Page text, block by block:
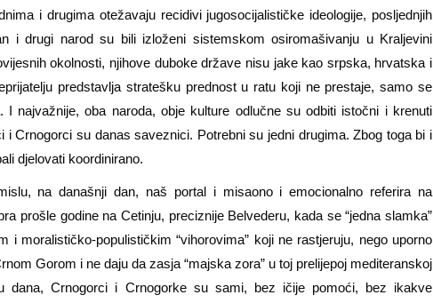
i drugima otežavaju recidivi jugosocijalističke ideologije, posljednjih
i drugi narod su bili izloženi sistemskom osiromašivanju u Kraljevini
okolnosti, njihove duboke države nisu jake kao srpska, hrvatska i
predstavlja stratešku prednost u ratu koji ne prestaje, samo se
I najvažnije, oba naroda, obje kulture odlučne su odbiti istočni i krenuti
i Crnogorci su danas saveznici. Potrebni su jedni drugima. Zbog toga bi i
djelovati koordinirano.
na današnji dan, naš portal i misaono i emocionalno referira na
prošle godine na Cetinju, preciznije Belvederu, kada se “jedna slamka”
i moralističko-populističkim “vihorovima” koji ne rastjeruju, nego uporno
Gorom i ne daju da zasja “majska zora” u toj prelijepoj mediteranskoj
dana, Crnogorci i Crnogorke su sami, bez ičije pomoći, bez ikakve